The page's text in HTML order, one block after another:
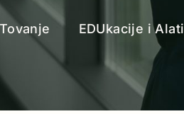
EDUkacije i Alati